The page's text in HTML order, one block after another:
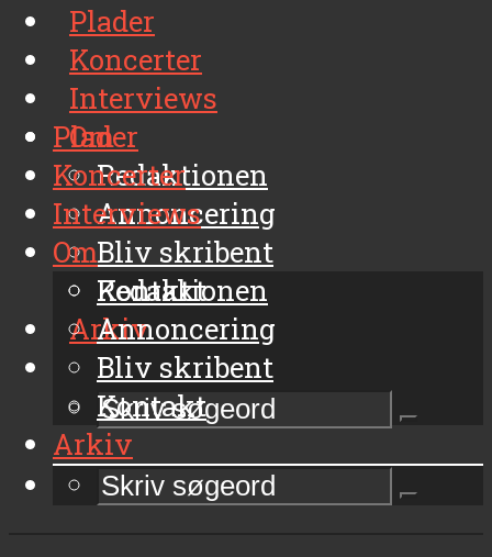
Plader
Koncerter
Interviews
Om
Redaktionen
Annoncering
Bliv skribent
Kontakt
Arkiv
Plader
Koncerter
Interviews
Om
Redaktionen
Annoncering
Bliv skribent
Kontakt
Arkiv